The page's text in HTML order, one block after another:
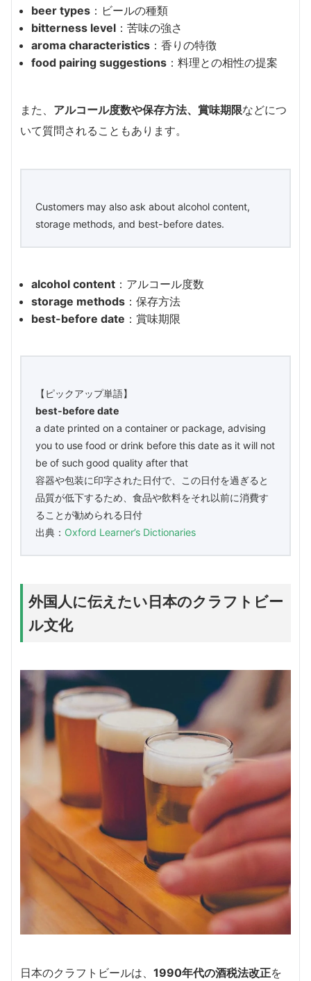
beer types ：ビールの種類
bitterness level ：苦味の強さ
aroma characteristics ：香りの特徴
food pairing suggestions ：料理との相性の提案
また、 アルコール度数や保存方法、賞味期限などにつ
いて質問されることもあります。
Customers may also ask about alcohol content,
storage methods, and best-before dates.
alcohol content ：アルコール度数
storage methods ：保存方法
best-before date ：賞味期限
【ピックアップ単語】
best-before date
a date printed on a container or package, advising
you to use food or drink before this date as it will not
be of such good quality after that
容器や包装に印字された日付で、この日付を過ぎると
品質が低下するため、食品や飲料をそれ以前に消費す
ることが勧められる日付
出典： Oxford Learner’s Dictionaries
外国人に伝えたい日本のクラフトビー
ル文化
日本のクラフトビールは、 1990年代の酒税法改正を